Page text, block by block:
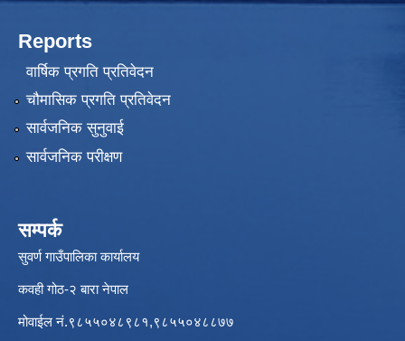
Reports
वार्षिक प्रगति प्रतिवेदन
चौमासिक प्रगति प्रतिवेदन
सार्वजनिक सुनुवाई
सार्वजनिक परीक्षण
सम्पर्क
सुवर्ण गाउँपालिका कार्यालय
कवही गोठ-२ बारा नेपाल
मोवाईल नं.९८५५०४८९८१,९८५५०४८८७७